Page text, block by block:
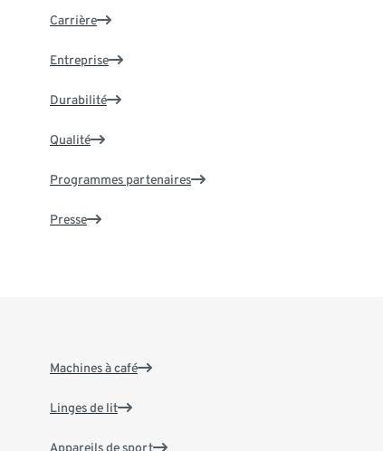
Carrière
Entreprise
Durabilité
Qualité
Programmes partenaires
Presse
Machines à café
Linges de lit
Appareils de sport